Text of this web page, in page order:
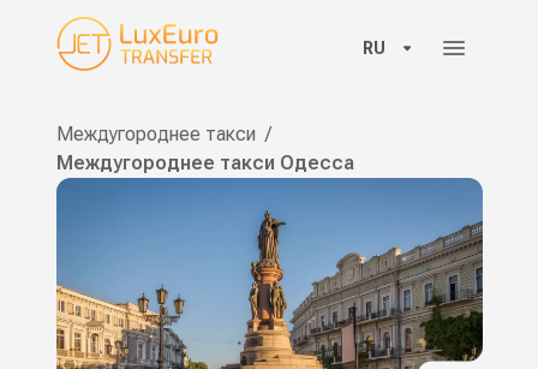
RU
Междугороднее такси /
Междугороднее такси Одесса